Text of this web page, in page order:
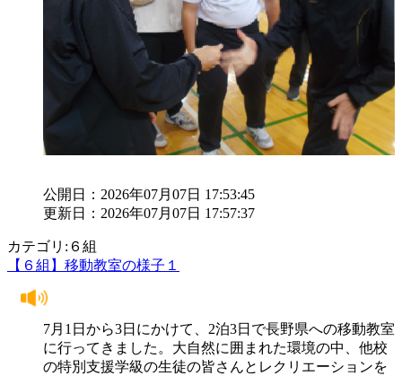
公開日：2026年07月07日 17:53:45
更新日：2026年07月07日 17:57:37
カテゴリ:６組
【６組】移動教室の様子１
7月1日から3日にかけて、2泊3日で長野県への移動教室
に行ってきました。大自然に囲まれた環境の中、他校
の特別支援学級の生徒の皆さんとレクリエーションを